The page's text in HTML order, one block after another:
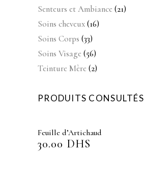
Senteurs et Ambiance 2121
Soins cheveux 1616
Soins Corps 3333
produits
Soins Visage 5656
produits
Teinture Mère 22
PRODUITS CONSULTÉS
Feuille d’Artichaud
30.00 DHS